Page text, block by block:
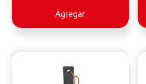
Agregar